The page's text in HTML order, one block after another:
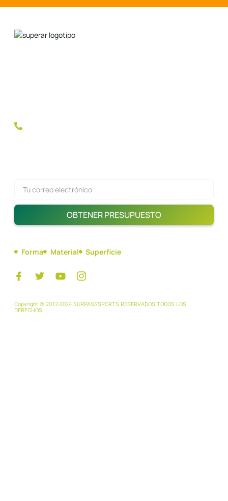
OBTENER PRESUPUESTO
Forma Material Superficie
Copyright © 2012-2024 SURPASSSPORTS RESERVADOS TODOS LOS
DERECHOS